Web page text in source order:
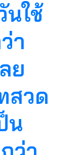
นใช้
า
ย
สวด
น